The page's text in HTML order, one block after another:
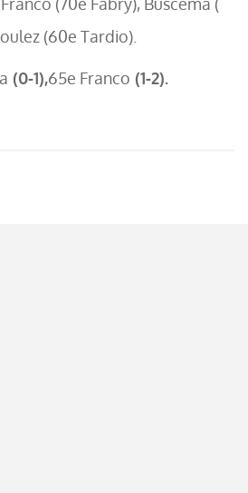
(70e Fabry), Buscema (
(60e Tardio).
(0-1),65e Franco (1-2).